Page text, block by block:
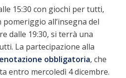
15:30 con giochi per tutti,
all’insegna del
dalle 19:30, si terrà una
La partecipazione alla
obbligatoria, che
entro mercoledì 4 dicembre.